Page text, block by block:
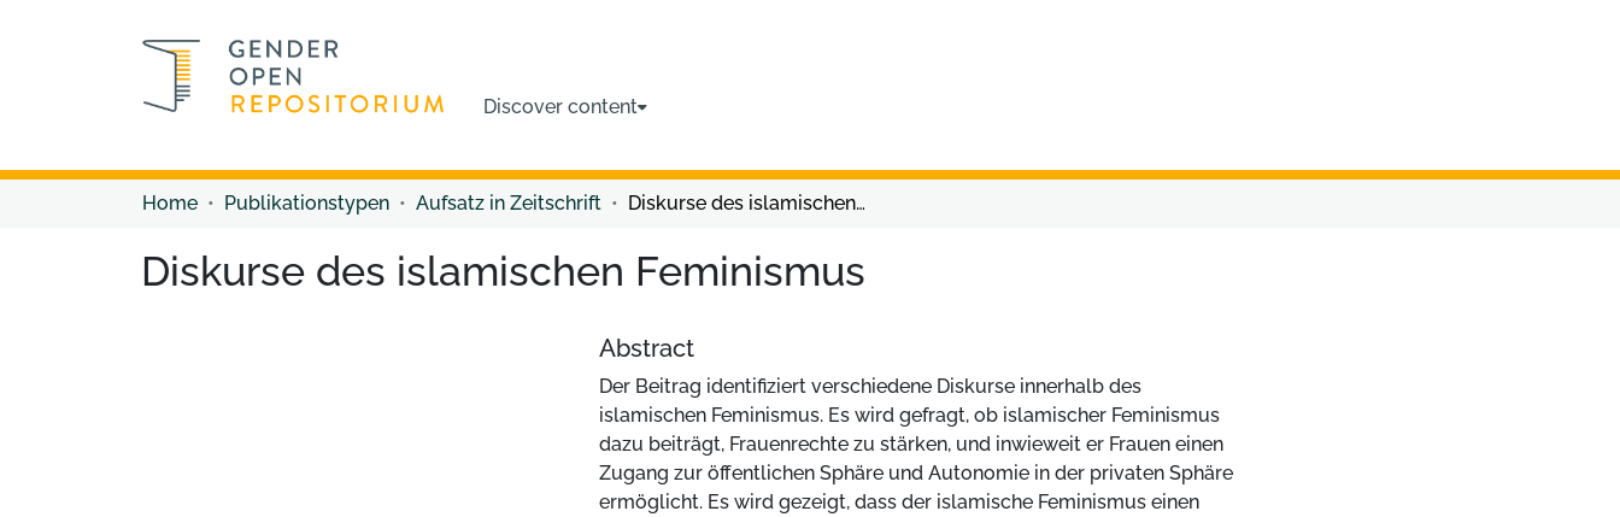
Discover content
Home Publikationstypen Aufsatz in Zeitschrift Diskurse des islamischen Feminismus
Diskurse des islamischen Feminismus
Abstract
Der Beitrag identifiziert verschiedene Diskurse innerhalb des
islamischen Feminismus. Es wird gefragt, ob islamischer Feminismus
dazu beiträgt, Frauenrechte zu stärken, und inwieweit er Frauen einen
Zugang zur öffentlichen Sphäre und Autonomie in der privaten Sphäre
ermöglicht. Es wird gezeigt, dass der islamische Feminismus einen